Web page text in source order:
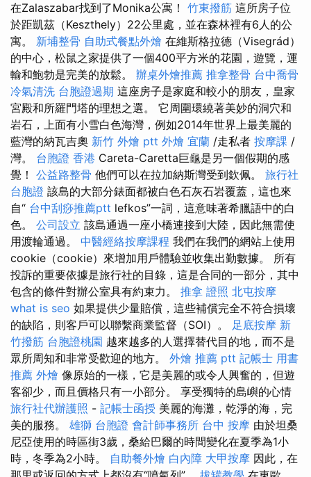
在Zalaszabar找到了Monika公寓！ 竹東撥筋 這所房子位
於距凱茲（Keszthely）22公里處，並在森林裡有6人的公
寓。 新埔整骨 自助式餐點外燴 在維斯格拉德（Visegrád）
的中心，松鼠之家提供了一個400平方米的花園，遊覽，運
輸和鮑勃是完美的放鬆。 辦桌外燴推薦 推拿整骨 台中喬骨
冷氣清洗 台胞證過期 這座房子是家庭和較小的朋友，皇家
宮殿和所羅門塔的理想之選。 它周圍環繞著美妙的洞穴和
岩石，上面有小雪白色海灣，例如2014年世界上最美麗的
藍灣的納瓦吉奧 新竹 外燴 ptt 外燴 宜蘭 /走私者 按摩課 /
灣。 台胞證 香港 Careta-Caretta巨龜是另一個假期的感
覺！ 公益路整骨 他們可以在拉加納斯灣受到欽佩。 旅行社
台胞證 該島的大部分錶面都被白色石灰石岩覆蓋，這也來
自“ 台中刮痧推薦ptt lefkos”一詞，這意味著希臘語中的白
色。 公司設立 該島通過一座小橋連接到大陸，因此無需使
用渡輪通過。 中醫經絡按摩課程 我們在我們的網站上使用
cookie（cookie）來增加用戶體驗並收集出勤數據。 所有
投訴的重要依據是旅行社的目錄，這是合同的一部分，其中
包含的條件對辦公室具有約束力。 推拿 證照 北屯按摩
what is seo 如果提供少量賠償，這些補償完全不符合損壞
的缺陷，則客戶可以聯繫商業監督（SOI）。 足底按摩 新
竹撥筋 台胞證桃園 越來越多的人選擇替代目的地，而不是
眾所周知和非常受歡迎的地方。 外燴 推薦 ptt 記帳士 用書
推薦 外燴 像原始的一樣，它是美麗的或令人興奮的，但遊
客卻少，而且價格只有一小部分。 享受獨特的島嶼的心情
旅行社代辦護照 - 記帳士函授 美麗的海灘，乾淨的海，完
美的服務。 雄獅 台胞證 會計師事務所 台中 按摩 由於坦桑
尼亞使用的時區街3歲，桑給巴爾的時間變化在夏季為1小
時，冬季為2小時。 自助餐外燴 白內障 大甲按摩 因此，在